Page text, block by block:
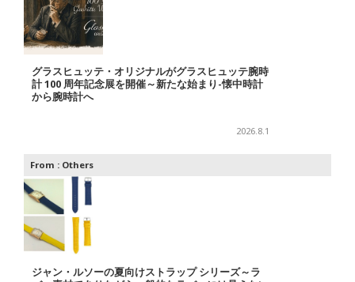
グラスヒュッテ・オリジナルがグラスヒュッテ腕時
計 100 周年記念展を開催～新たな始まり-懐中時計
から腕時計へ
2026.8.1
From : Others
ジャン・ルソーの夏向けストラップ シリーズ～ラ